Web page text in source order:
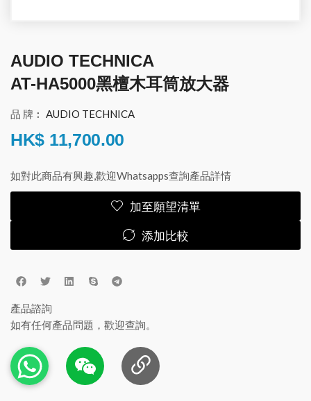
AUDIO TECHNICA
AT-HA5000黑檀木耳筒放大器
品 牌︰ AUDIO TECHNICA
HK$ 11,700.00
如對此商品有興趣,歡迎Whatsapps查詢產品詳情
加至願望清單
添加比較
產品諮詢
如有任何產品問題，歡迎查詢。